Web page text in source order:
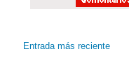
Entrada más reciente